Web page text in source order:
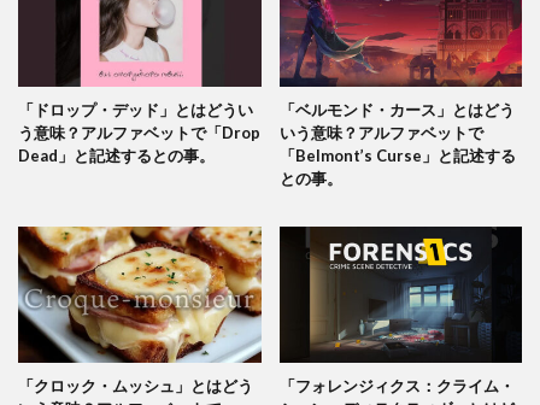
「ドロップ・デッド」とはどうい
う意味？アルファベットで「Drop
Dead」と記述するとの事。
「ベルモンド・カース」とはどう
いう意味？アルファベットで
「Belmont’s Curse」と記述する
との事。
「クロック・ムッシュ」とはどう
「フォレンジィクス：クライム・